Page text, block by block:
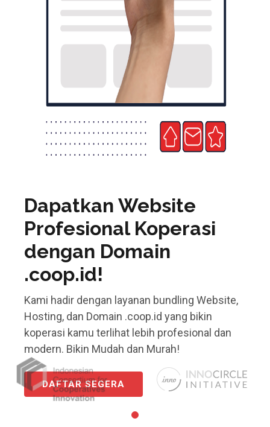
Dapatkan Website
Profesional Koperasi
dengan Domain
.coop.id!
Kami hadir dengan layanan bundling Website,
Hosting, dan Domain .coop.id yang bikin
koperasi kamu terlihat lebih profesional dan
modern. Bikin Mudah dan Murah!
DAFTAR SEGERA